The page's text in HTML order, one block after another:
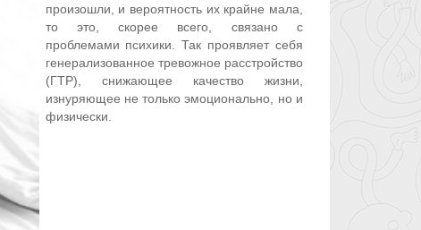
произошли, и вероятность их крайне мала,
то это, скорее всего, связано с
проблемами психики. Так проявляет себя
генерализованное тревожное расстройство
(ГТР), снижающее качество жизни,
изнуряющее не только эмоционально, но и
физически.